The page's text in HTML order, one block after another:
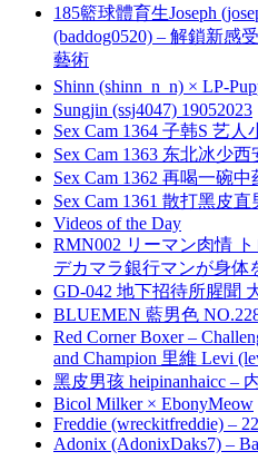
185籃球體育生Joseph
(baddog0520) – 解鎖新感
藝術
Shinn (shinn_n_n) × LP-
Sungjin (ssj4047) 19052023
Sex Cam 1364 子韩S 艺人
Sex Cam 1363 东北冰少
Sex Cam 1362 再喝一碗
Sex Cam 1361 散打黑皮
Videos of the Day
RMN002 リーマン肉情
デカマラ銀行マンが身体
GD-042 地下招待所腥聞
BLUEMEN 藍男色
Red Corner Boxer –
and Champion 里維 Levi
黑皮男孩 heipinanhaicc –
Bicol Milker × EbonyMeow
Freddie (wreckitfreddie) –
Adonix (AdonixDaks7) –